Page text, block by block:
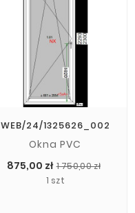
WEB/24/1325626_002
Okna PVC
875,00 zł 1 750,00 zł
1 szt